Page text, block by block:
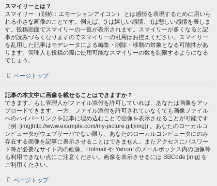
スマイリーとは？
スマイリー （別称：エモーションアイコン） とは感情を表現するために用いら
れる小さな画像のことです。例えば、:) は嬉しい感情、:(は悲しい感情を表しま
す。投稿画面でスマイリーの一覧が表示されます。スマイリーが多くなると記
事が読みづらくなりますのでスマイリーの乱用はお控えください。スマイリー
を乱用した記事はモデレータによる編集・削除・移動の対象となる可能性があ
ります。管理人も投稿の際に使用可能なスマイリーの数を制限するようになる
でしょう。
ページトップ
記事の本文中に画像を載せることはできますか？
できます。もし管理人がファイル添付を許可していれば、あなたは画像をアッ
プロードできます。一方、ファイル添付を許可されていなくても画像ファイル
へのハイパーリンクを記事に埋め込むことで画像を表示させることが可能です
（例: [img]http://www.example.com/my-picture.gif[/img]) 。あなたのローカルコ
ンピュータがウェブサーバでない限り、あなたのローカルコンピュータにのみ
存在する画像を記事に表示させることはできません。またアクセスにパスワー
ド等が必要なサイト内の画像、Hotmail や Yahoo! のメールボックス内の画像等
も利用できない点にご注意ください。画像を表示させるには BBCode [img] を
ご利用ください。
ページトップ